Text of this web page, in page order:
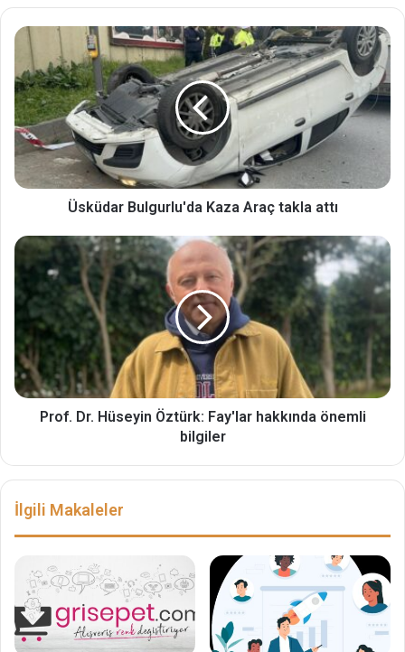
Üsküdar Bulgurlu'da Kaza Araç takla attı
Prof. Dr. Hüseyin Öztürk: Fay'lar hakkında önemli
bilgiler
İlgili Makaleler